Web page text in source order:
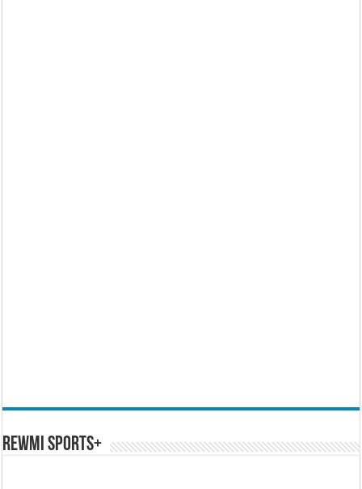
REWMI SPORTS+